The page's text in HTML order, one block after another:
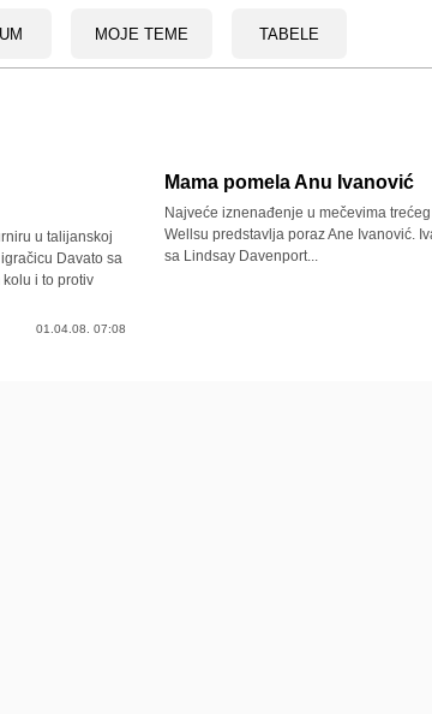
MOJE TEME TABELE
u talijanskoj
Davato sa
i to protiv
01.04.08. 07:08
Mama pomela Anu Ivanović
Najveće iznenađenje u mečevima
Wellsu predstavlja poraz Ane Ivanović.
sa Lindsay Davenport...